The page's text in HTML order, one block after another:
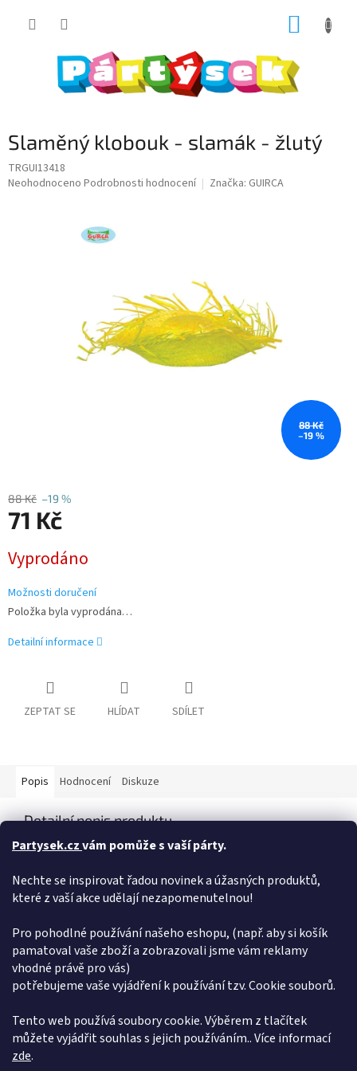
Partysek.czvám pomůže s vaší párty.
Nechte se inspirovat řadou novinek a úžasných produktů,
které z vaší akce udělají nezapomenutelnou!
Pro pohodlné používání našeho eshopu, (např. aby si košík
pamatoval vaše zboží a zobrazovali jsme vám reklamy
vhodné právě pro vás)
potřebujeme vaše vyjádření k používání tzv. Cookie souborů.
Tento web používá soubory cookie. Výběrem z tlačítek
můžete vyjádřit souhlas s jejich používáním.. Více informací
zde.
Slaměný klobouk - slamák - žlutý
TRGUI13418
Průměrné
Neohodnoceno Podrobnosti hodnocení Značka: GUIRCA
88 Kč
–19 %
88 Kč –19 %
71 Kč
cena:
Vyprodáno
Možnosti doručení
Položka byla vyprodána…
Detailní informace
ZEPTAT SE HLÍDAT SDÍLET
Popis Hodnocení Diskuze
Detailní popis produktu
Slaměný žlutý klobouk s roztřepenými okraji. Klobouk je určen
festivalu nebo doplňte svůj havajský kostým o tento parádní
kousek a ohromte tak všechny své přátelé! Vnitřní obvod
Doplňkové parametry
Kategorie:
Doplňky
EAN:
8434077134184